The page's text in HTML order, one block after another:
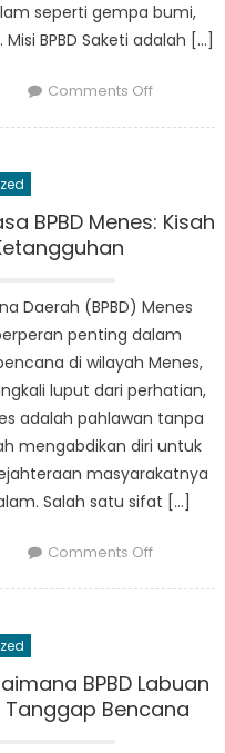
seperti gempa bumi,
BPBD Saketi adalah […]
Comments Offon
Dekat
di
BPBD Menes: Kisah
Daerah (BPBD) Menes
penting dalam
di wilayah Menes,
luput dari perhatian,
adalah pahlawan tanpa
mengabdikan diri untuk
masyarakatnya
Salah satu sifat […]
Comments Offon
BPBD
Menes:
BPBD Labuan
Bencana